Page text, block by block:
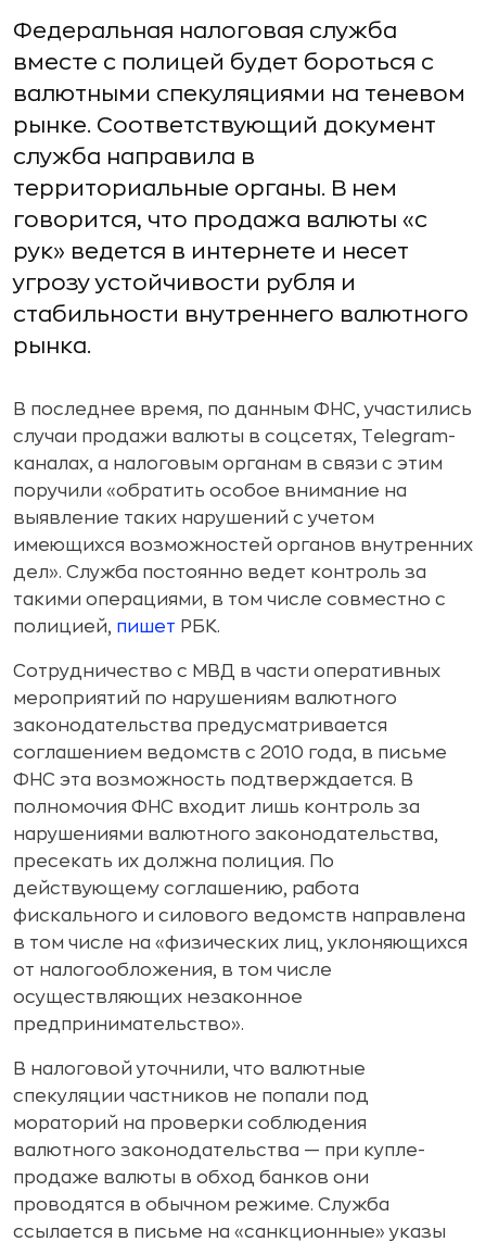
Федеральная налоговая служба
вместе с полицей будет бороться с
валютными спекуляциями на теневом
рынке. Соответствующий документ
служба направила в
территориальные органы. В нем
говорится, что продажа валюты «с
рук» ведется в интернете и несет
угрозу устойчивости рубля и
стабильности внутреннего валютного
рынка.
В последнее время, по данным ФНС, участились
случаи продажи валюты в соцсетях, Telegram-
каналах, а налоговым органам в связи с этим
поручили «обратить особое внимание на
выявление таких нарушений с учетом
имеющихся возможностей органов внутренних
дел». Служба постоянно ведет контроль за
такими операциями, в том числе совместно с
полицией, пишет РБК.
Сотрудничество с МВД в части оперативных
мероприятий по нарушениям валютного
законодательства предусматривается
соглашением ведомств с 2010 года, в письме
ФНС эта возможность подтверждается. В
полномочия ФНС входит лишь контроль за
нарушениями валютного законодательства,
пресекать их должна полиция. По
действующему соглашению, работа
фискального и силового ведомств направлена
в том числе на «физических лиц, уклоняющихся
от налогообложения, в том числе
осуществляющих незаконное
предпринимательство».
В налоговой уточнили, что валютные
спекуляции частников не попали под
мораторий на проверки соблюдения
валютного законодательства — при купле-
продаже валюты в обход банков они
проводятся в обычном режиме. Служба
ссылается в письме на «санкционные» указы